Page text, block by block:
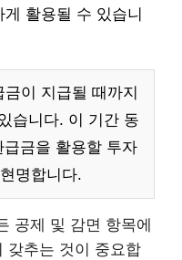
활용될 수 있습니
이 지급될 때까지
습니다. 이 기간 동
금을 활용할 투자
명합니다.
공제 및 감면 항목에
갖추는 것이 중요합